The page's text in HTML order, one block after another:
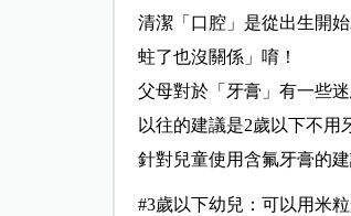
清潔「口腔」是從出生開
蛀了也沒關係」唷！
父母對於「牙膏」有一些
以往的建議是2歲以下不
針對兒童使用含氟牙膏的建
#3歲以下幼兒：可以用米